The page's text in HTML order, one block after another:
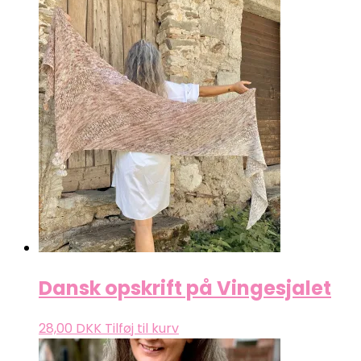
Dansk opskrift på Vingesjalet
28,00 DKK Tilføj til kurv